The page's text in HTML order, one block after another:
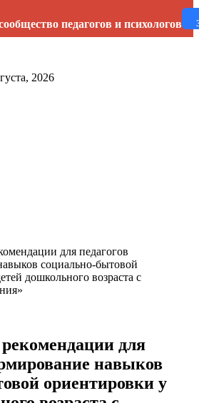
педагогов и психологов
2026
для педагогов
социально-бытовой
дошкольного возраста с
для
навыков
ориентировки у